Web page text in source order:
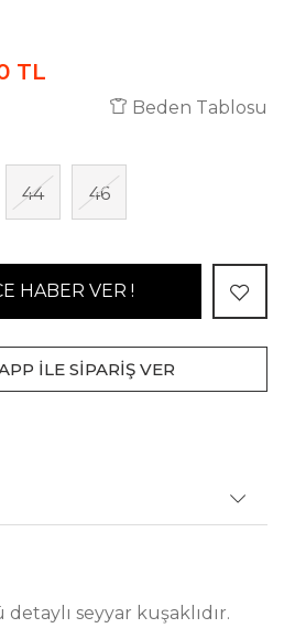
TL
Beden Tablosu
44 46
HABER VER !
İLE SİPARİŞ VER
seyyar kuşaklıdır.